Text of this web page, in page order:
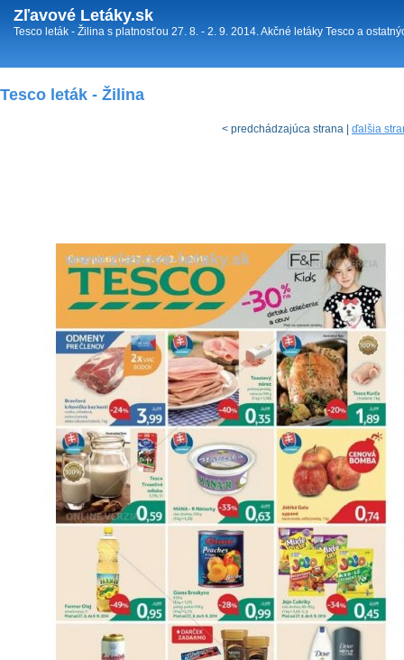
Zľavové Letáky.sk
Tesco leták - Žilina s platnosťou 27. 8. - 2. 9. 2014. Akčné letáky Tesco a
Tesco leták - Žilina
< predchádzajúca strana | ďalšia